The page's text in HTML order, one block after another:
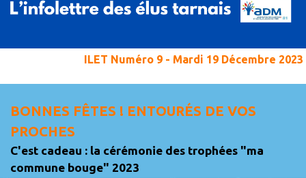
ILET Numéro 9 - Mardi 19 Décembre 2023
BONNES FÊTES ! ENTOURÉS DE VOS
PROCHES
C'est cadeau : la cérémonie des trophées "ma
commune bouge" 2023